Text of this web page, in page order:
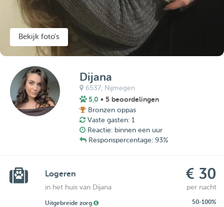
Bekijk foto's
Dijana
6537, Nijmegen
5,0 • 5 beoordelingen
Bronzen oppas
Vaste gasten: 1
Reactie: binnen een uur
Responspercentage: 93%
Logeren € 30
in het huis van Dijana per nacht
Uitgebreide zorg
50-100%